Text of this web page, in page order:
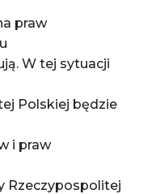
praw
W tej sytuacji
Polskiej będzie
i praw
Rzeczypospolitej